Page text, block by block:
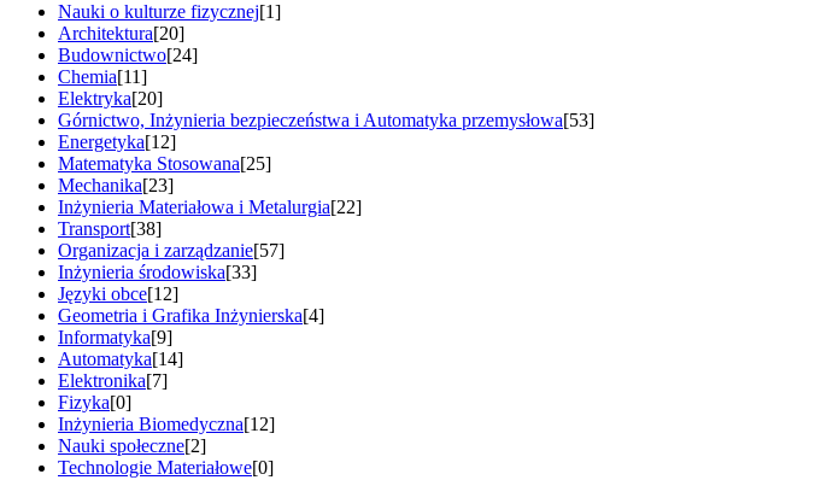
Nauki o kulturze fizycznej[1]
Architektura[20]
Budownictwo[24]
Chemia[11]
Elektryka[20]
Górnictwo, Inżynieria bezpieczeństwa i Automatyka przemysłowa[53]
Energetyka[12]
Matematyka Stosowana[25]
Mechanika[23]
Inżynieria Materiałowa i Metalurgia[22]
Transport[38]
Organizacja i zarządzanie[57]
Inżynieria środowiska[33]
Języki obce[12]
Geometria i Grafika Inżynierska[4]
Informatyka[9]
Automatyka[14]
Elektronika[7]
Fizyka[0]
Inżynieria Biomedyczna[12]
Nauki społeczne[2]
Technologie Materiałowe[0]